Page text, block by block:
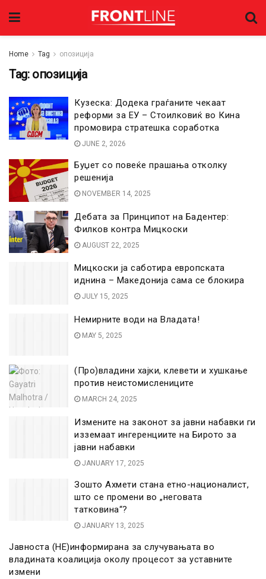
Home Tag опозиција
Tag: опозиција
Кузеска: Додека граѓаните чекаат
реформи за ЕУ – Стоилковиќ во Кина
промовира стратешка соработка
JUNE 2, 2026
Буџет со повеќе прашања отколку
решенија
NOVEMBER 14, 2025
Дебата за Принципот на Бадентер:
Филков контра Мицкоски
AUGUST 22, 2025
Мицкоски ја саботира европската
иднина – Македонија сама се блокира
JULY 15, 2025
Немирните води на Владата!
MAY 5, 2025
(Про)владини хајки, клевети и хушкање
против неистомислениците
MARCH 24, 2025
Измените на законот за јавни набавки ги
изземаат ингеренциите на Бирото за
јавни набавки
JANUARY 17, 2025
Зошто Ахмети стана етно-националист,
што се промени во „неговата
татковина“?
JANUARY 13, 2025
Јавноста (НЕ)информирана за случувањата во
владината коалиција околу процесот за уставните
измени